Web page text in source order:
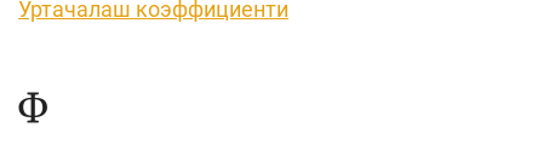
Ўртачалаш коэффициенти
Ф